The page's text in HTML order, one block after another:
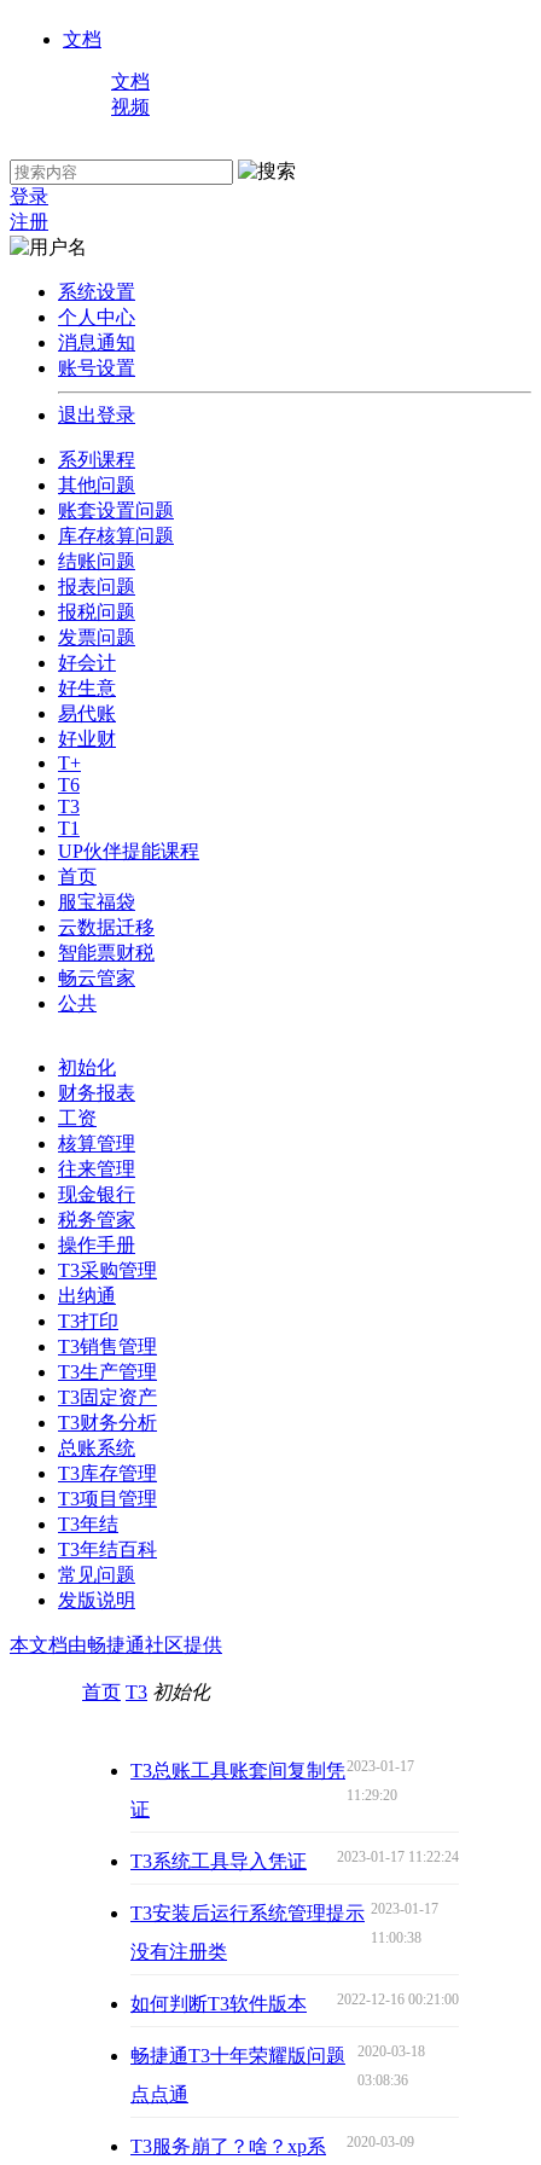
文档
文档
视频
登录
注册
系统设置
个人中心
消息通知
账号设置
退出登录
系列课程
其他问题
账套设置问题
库存核算问题
结账问题
报表问题
报税问题
发票问题
好会计
好生意
易代账
好业财
T+
T6
T3
T1
UP伙伴提能课程
首页
服宝福袋
云数据迁移
智能票财税
畅云管家
公共
初始化
财务报表
工资
核算管理
往来管理
现金银行
税务管家
操作手册
T3采购管理
出纳通
T3打印
T3销售管理
T3生产管理
T3固定资产
T3财务分析
总账系统
T3库存管理
T3项目管理
T3年结
T3年结百科
常见问题
发版说明
本文档由畅捷通社区提供
首页 T3 初始化
T3总账工具账套间复制凭
证
2023-01-17
11:29:20
T3系统工具导入凭证 2023-01-17 11:22:24
T3安装后运行系统管理提示
没有注册类
2023-01-17
11:00:38
如何判断T3软件版本 2022-12-16 00:21:00
畅捷通T3十年荣耀版问题
点点通
2020-03-18
03:08:36
T3服务崩了？啥？xp系
2020-03-09